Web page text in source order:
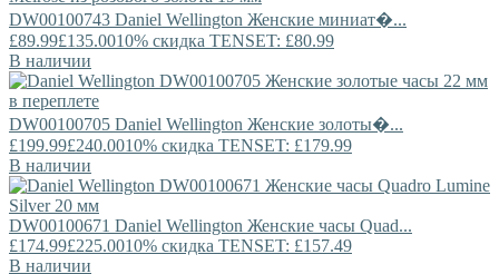
DW00100743 Daniel Wellington Женские миниат�...
£89.99£135.0010% скидка TENSET: £80.99
В наличии
DW00100705 Daniel Wellington Женские золоты�...
£199.99£240.0010% скидка TENSET: £179.99
В наличии
DW00100671 Daniel Wellington Женские часы Quad...
£174.99£225.0010% скидка TENSET: £157.49
В наличии